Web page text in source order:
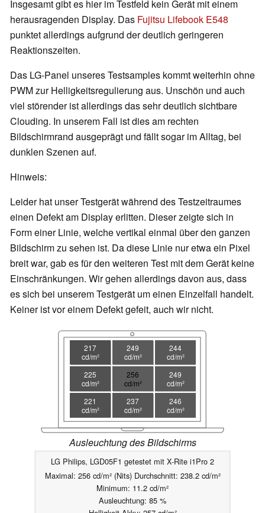
Insgesamt gibt es hier im Testfeld kein Gerät mit einem
herausragenden Display. Das Fujitsu Lifebook E548
punktet allerdings aufgrund der deutlich geringeren
Reaktionszeiten.
Das LG-Panel unseres Testsamples kommt weiterhin ohne
PWM zur Helligkeitsregulierung aus. Unschön und auch
viel störender ist allerdings das sehr deutlich sichtbare
Clouding. In unserem Fall ist dies am rechten
Bildschirmrand ausgeprägt und fällt sogar im Alltag, bei
dunklen Szenen auf.
Hinweis:
Leider hat unser Testgerät während des Testzeitraumes
einen Defekt am Display erlitten. Dieser zeigte sich in
Form einer Linie, welche vertikal einmal über den ganzen
Bildschirm zu sehen ist. Da diese Linie nur etwa ein Pixel
breit war, gab es für den weiteren Test mit dem Gerät keine
Einschränkungen. Wir gehen allerdings davon aus, dass
es sich bei unserem Testgerät um einen Einzelfall handelt.
Keiner ist vor einem Defekt gefeit, auch wir nicht.
217
cd/m²
249
cd/m²
244
cd/m²
225
cd/m²
256
cd/m²
249
cd/m²
221
cd/m²
237
cd/m²
246
cd/m²
Ausleuchtung des Bildschirms
LG Philips, LGD05F1 getestet mit X-Rite i1Pro 2
Maximal: 256 cd/m² (Nits) Durchschnitt: 238.2 cd/m²
Minimum: 11.2 cd/m²
Ausleuchtung: 85 %